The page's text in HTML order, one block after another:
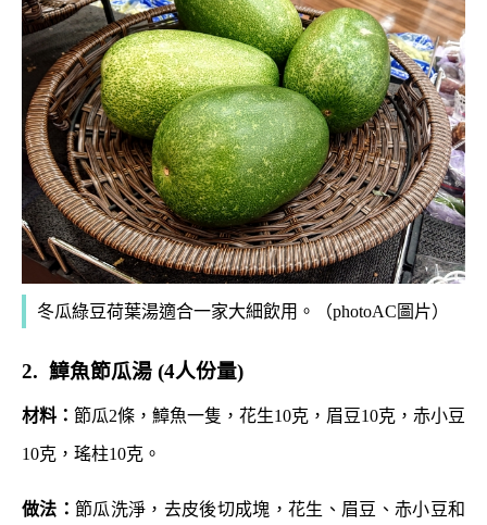
冬瓜綠豆荷葉湯適合一家大細飲用。（photoAC圖片）
2. 鱆魚節瓜湯 (4人份量)
材料： 節瓜2條，鱆魚一隻，花生10克，眉豆10克，赤小豆
10克，瑤柱10克。
做法： 節瓜洗淨，去皮後切成塊，花生、眉豆、赤小豆和